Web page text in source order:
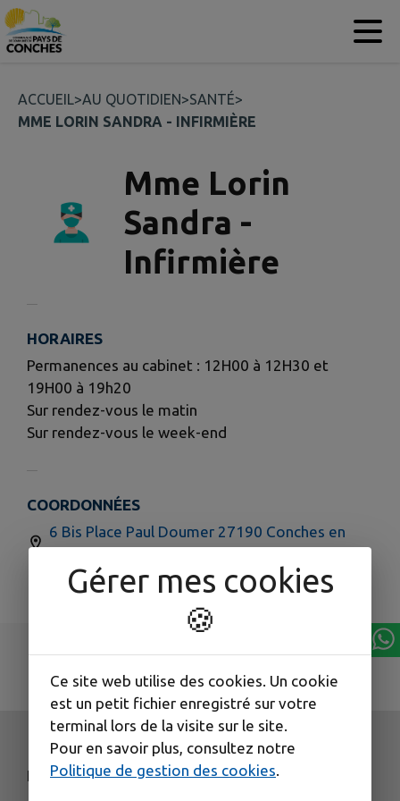
Contenu
ACCUEIL>AU QUOTIDIEN>SANTÉ>
MME LORIN SANDRA - INFIRMIÈRE
Mme Lorin
Sandra -
Infirmière
HORAIRES
Permanences au cabinet : 12H00 à 12H30 et
19H00 à 19h20
Sur rendez-vous le matin
Sur rendez-vous le week-end
COORDONNÉES
6 Bis Place Paul Doumer 27190 Conches en
02.32.30.22.15
NOS COORDONNÉES
Gérer mes cookies
🍪
Ce site web utilise des cookies. Un cookie
est un petit fichier enregistré sur votre
terminal lors de la visite sur le site.
Pour en savoir plus, consultez notre
Politique de gestion des cookies